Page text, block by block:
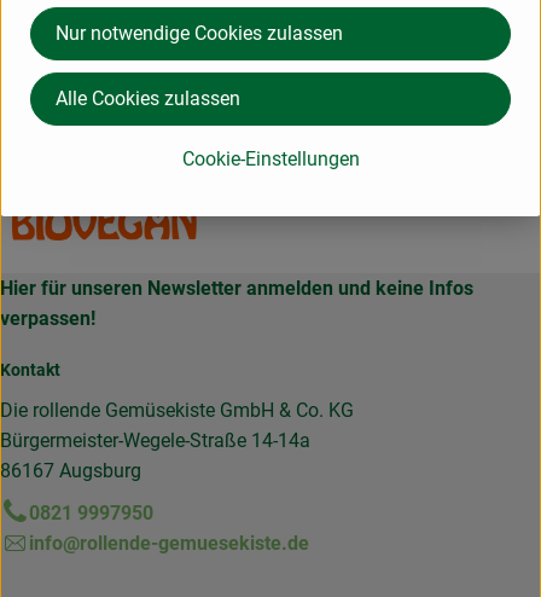
D 56579 Bonefeld
Kontrollnummer D-RP-006-12107-B
www.biovegan.de
(Daten von Ecoinform)
Hier für unseren Newsletter anmelden und keine Infos
verpassen!
Kontakt
Die rollende Gemüsekiste GmbH & Co. KG
Bürgermeister-Wegele-Straße 14-14a
86167 Augsburg
0821 9997950
info@rollende-gemuesekiste.de
Cookie-Einstellungen
Nur notwendige Cookies zulassen
Alle Cookies zulassen